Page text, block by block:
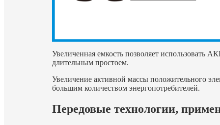
Увеличенная емкость позволяет использовать
длительным простоем.
Увеличение активной массы положительного
большим количеством энергопотребителей.
Передовые технологии,